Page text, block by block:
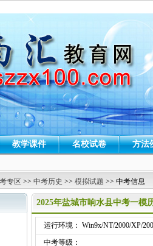
教学课件 名校试卷 方法
专区 >> 中考历史 >> 模拟试题 >> 中考信息
2025年盐城市响水县中考一模
运行环境： Win9x/NT/2000/XP/
中考等级：